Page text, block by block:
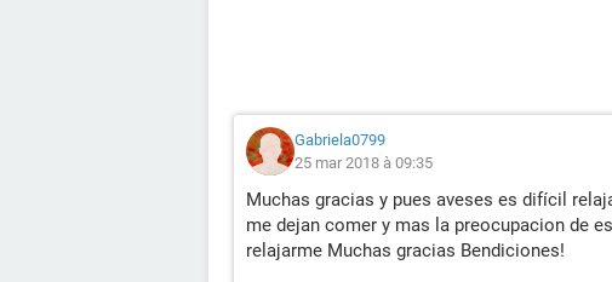
Gabriela0799
25 mar 2018 à 09:35
Muchas gracias y pues aveses es difícil
me dejan comer y mas la preocupacion de
relajarme Muchas gracias Bendiciones!